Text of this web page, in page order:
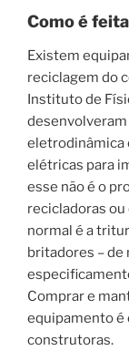
Como é
Existem
reciclagem do
Instituto de
eletrodinâmica
elétricas para
esse não é o
recicladoras ou
normal é a
britadores – de
Comprar e
equipamento é
construtoras.